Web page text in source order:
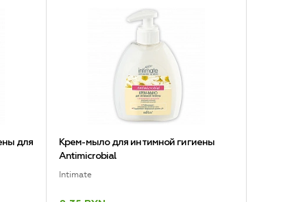
для
Крем-мыло для интимной гигиены
Antimicrobial
Intimate